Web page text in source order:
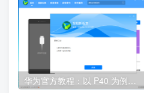
华为官方教程：以 P40 为例，鸿蒙 OS 2.0 Beta 版本回退到 EMUI 11 稳定版